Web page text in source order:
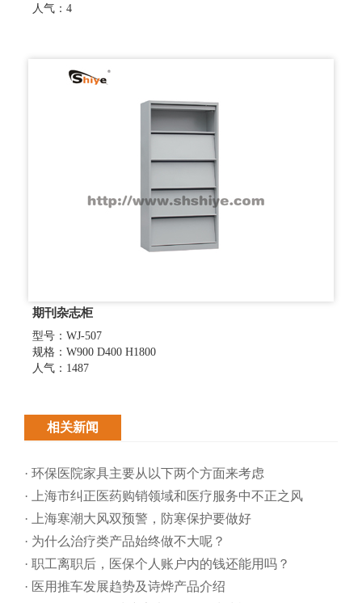
人气：4
期刊杂志柜
型号：WJ-507
规格：W900 D400 H1800
人气：1487
相关新闻
· 环保医院家具主要从以下两个方面来考虑
· 上海市纠正医药购销领域和医疗服务中不正之风
· 上海寒潮大风双预警，防寒保护要做好
· 为什么治疗类产品始终做不大呢？
· 职工离职后，医保个人账户内的钱还能用吗​？
· 医用推车发展趋势及诗烨产品介绍